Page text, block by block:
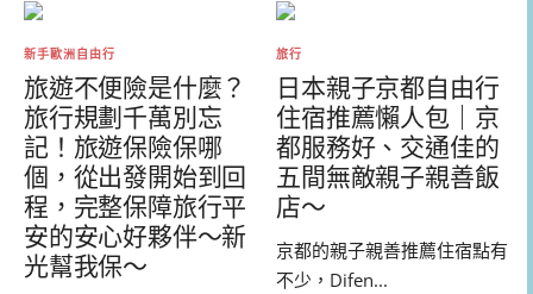
新手歐洲自由行
旅遊不便險是什麼？
旅行規劃千萬別忘
記！旅遊保險保哪
個，從出發開始到回
程，完整保障旅行平
安的安心好夥伴～新
光幫我保～
旅行
日本親子京都自由行
住宿推薦懶人包｜京
都服務好、交通佳的
五間無敵親子親善飯
店～
京都的親子親善推薦住宿點有
不少，Difen...